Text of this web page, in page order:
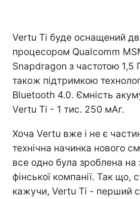
Vertu Ti буде оснащений
процесором Qualcomm
Snapdragon з частотою 1,5
також підтримкою
Bluetooth 4.0. Ємність
Vertu Ti - 1 тис. 250 мАг.
Хоча Vertu вже і не є
технічна начинка нового
все одно була зроблена на
фінської компанії. Так що,
кажучи, Vertu Ti - перший